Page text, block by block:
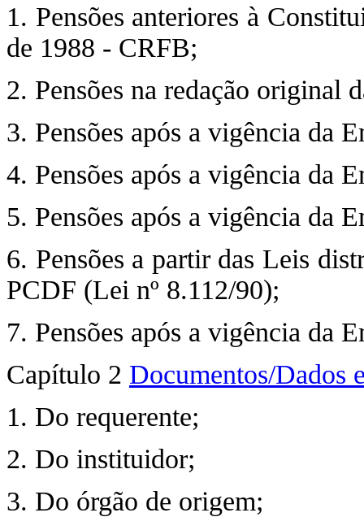
1. Pensões anteriores à
de 1988 - CRFB;
2. Pensões na redação original
3. Pensões após a vigência da
4. Pensões após a vigência da
5. Pensões após a vigência da
6. Pensões a partir das Leis
PCDF (Lei nº 8.112/90);
7. Pensões após a vigência da
Capítulo 2 Documentos/Dados
1. Do requerente;
2. Do instituidor;
3. Do órgão de origem;